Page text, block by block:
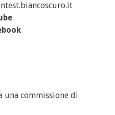
una commissione di